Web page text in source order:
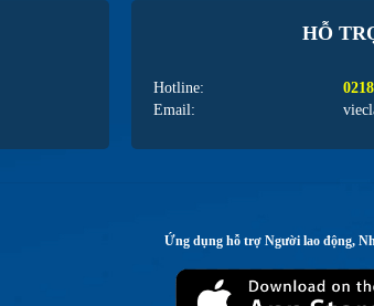
HỖ
Hotline:
Email:
Ứng dụng hỗ trợ Người lao động,